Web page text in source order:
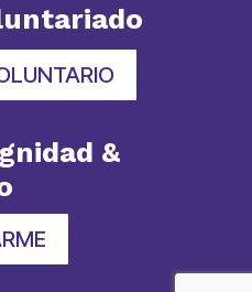
&